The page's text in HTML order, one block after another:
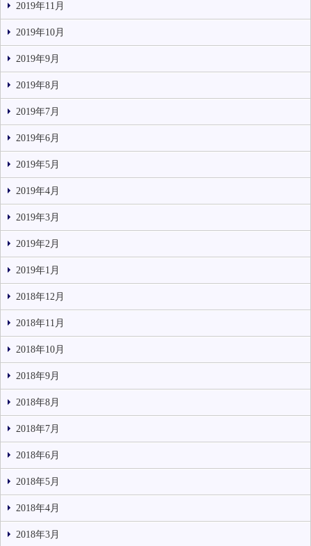
2019年11月
2019年10月
2019年9月
2019年8月
2019年7月
2019年6月
2019年5月
2019年4月
2019年3月
2019年2月
2019年1月
2018年12月
2018年11月
2018年10月
2018年9月
2018年8月
2018年7月
2018年6月
2018年5月
2018年4月
2018年3月